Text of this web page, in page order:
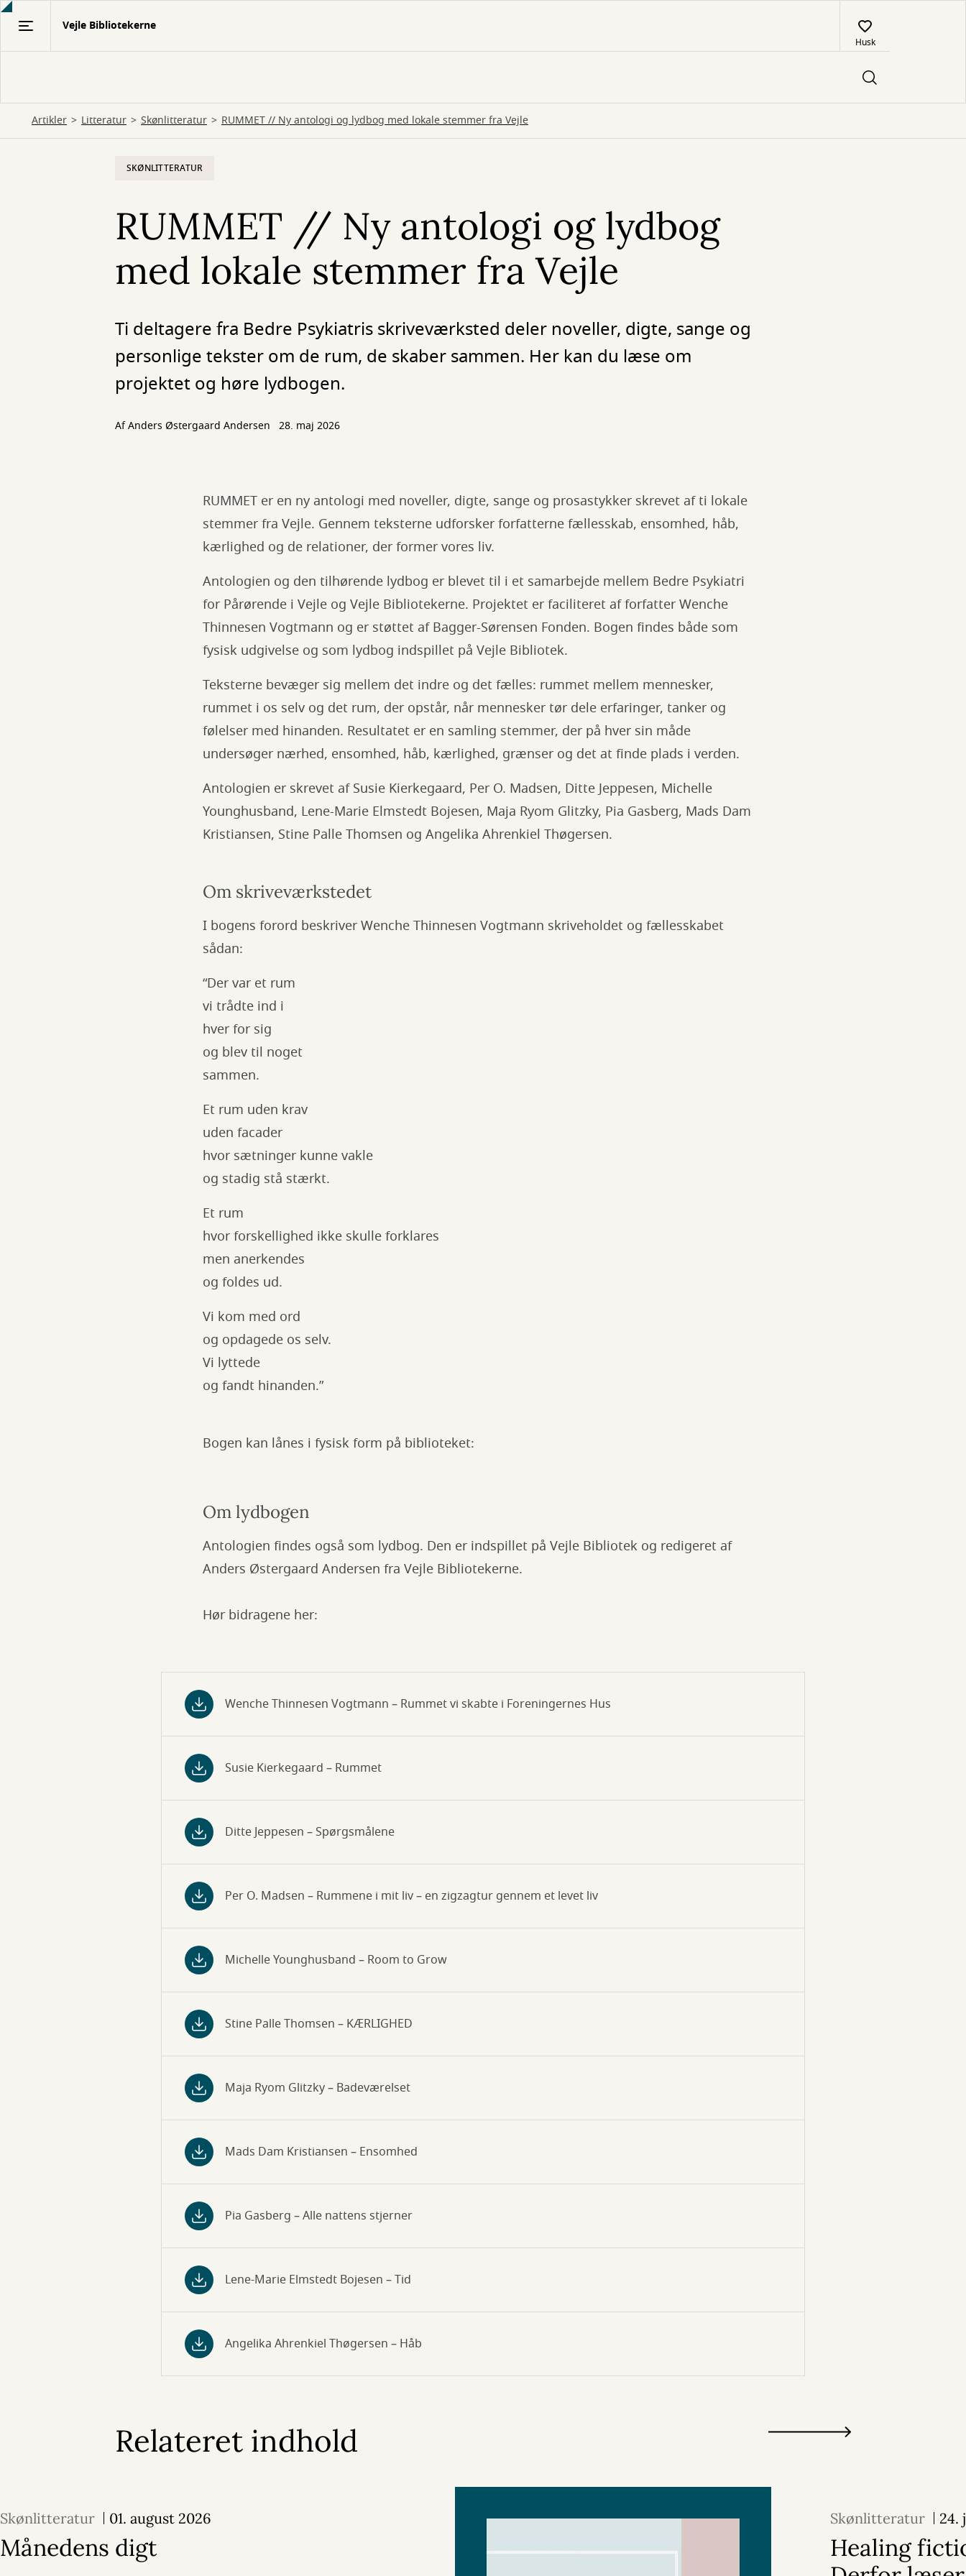
Gå
Vejle Bibliotekerne
Husk
Artikler Litteratur Skønlitteratur RUMMET // Ny antologi og lydbog med lokale stemmer fra Vejle
SKØNLITTERATUR
RUMMET // Ny antologi og lydbog
med lokale stemmer fra Vejle
Ti deltagere fra Bedre Psykiatris skriveværksted deler noveller, digte, sange og
personlige tekster om de rum, de skaber sammen. Her kan du læse om
projektet og høre lydbogen.
Af Anders Østergaard Andersen 28. maj 2026
RUMMET er en ny antologi med noveller, digte, sange og prosastykker skrevet af ti lokale
stemmer fra Vejle. Gennem teksterne udforsker forfatterne fællesskab, ensomhed, håb,
kærlighed og de relationer, der former vores liv.
Antologien og den tilhørende lydbog er blevet til i et samarbejde mellem Bedre Psykiatri
for Pårørende i Vejle og Vejle Bibliotekerne. Projektet er faciliteret af forfatter Wenche
Thinnesen Vogtmann og er støttet af Bagger-Sørensen Fonden. Bogen findes både som
fysisk udgivelse og som lydbog indspillet på Vejle Bibliotek.
Teksterne bevæger sig mellem det indre og det fælles: rummet mellem mennesker,
rummet i os selv og det rum, der opstår, når mennesker tør dele erfaringer, tanker og
følelser med hinanden. Resultatet er en samling stemmer, der på hver sin måde
undersøger nærhed, ensomhed, håb, kærlighed, grænser og det at finde plads i verden.
Antologien er skrevet af Susie Kierkegaard, Per O. Madsen, Ditte Jeppesen, Michelle
Younghusband, Lene-Marie Elmstedt Bojesen, Maja Ryom Glitzky, Pia Gasberg, Mads Dam
Kristiansen, Stine Palle Thomsen og Angelika Ahrenkiel Thøgersen.
Om skriveværkstedet
I bogens forord beskriver Wenche Thinnesen Vogtmann skriveholdet og fællesskabet
sådan:
“Der var et rum
vi trådte ind i
hver for sig
og blev til noget
sammen.
Et rum uden krav
uden facader
hvor sætninger kunne vakle
og stadig stå stærkt.
Et rum
hvor forskellighed ikke skulle forklares
men anerkendes
og foldes ud.
Vi kom med ord
og opdagede os selv.
Vi lyttede
og fandt hinanden.”
Bogen kan lånes i fysisk form på biblioteket:
Om lydbogen
Antologien findes også som lydbog. Den er indspillet på Vejle Bibliotek og redigeret af
Anders Østergaard Andersen fra Vejle Bibliotekerne.
Hør bidragene her:
Wenche Thinnesen Vogtmann – Rummet vi skabte i Foreningernes Hus
Susie Kierkegaard – Rummet
Ditte Jeppesen – Spørgsmålene
Per O. Madsen – Rummene i mit liv – en zigzagtur gennem et levet liv
Michelle Younghusband – Room to Grow
Stine Palle Thomsen – KÆRLIGHED
Maja Ryom Glitzky – Badeværelset
Mads Dam Kristiansen – Ensomhed
Pia Gasberg – Alle nattens stjerner
Lene-Marie Elmstedt Bojesen – Tid
Angelika Ahrenkiel Thøgersen – Håb
Relateret indhold
Skønlitteratur 01. august 2026
Månedens digt
Skønlitteratur 24.
Healing